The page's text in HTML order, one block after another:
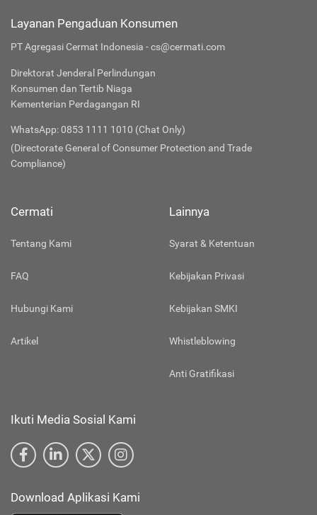
Layanan Pengaduan Konsumen
PT Agregasi Cermat Indonesia - cs@cermati.com
Direktorat Jenderal Perlindungan
Konsumen dan Tertib Niaga
Kementerian Perdagangan RI
WhatsApp: 0853 1111 1010 (Chat Only)
(Directorate General of Consumer Protection and Trade
Compliance)
Cermati
Tentang Kami
FAQ
Hubungi Kami
Artikel
Lainnya
Syarat & Ketentuan
Kebijakan Privasi
Kebijakan SMKI
Whistleblowing
Anti Gratifikasi
Ikuti Media Sosial Kami
Download Aplikasi Kami